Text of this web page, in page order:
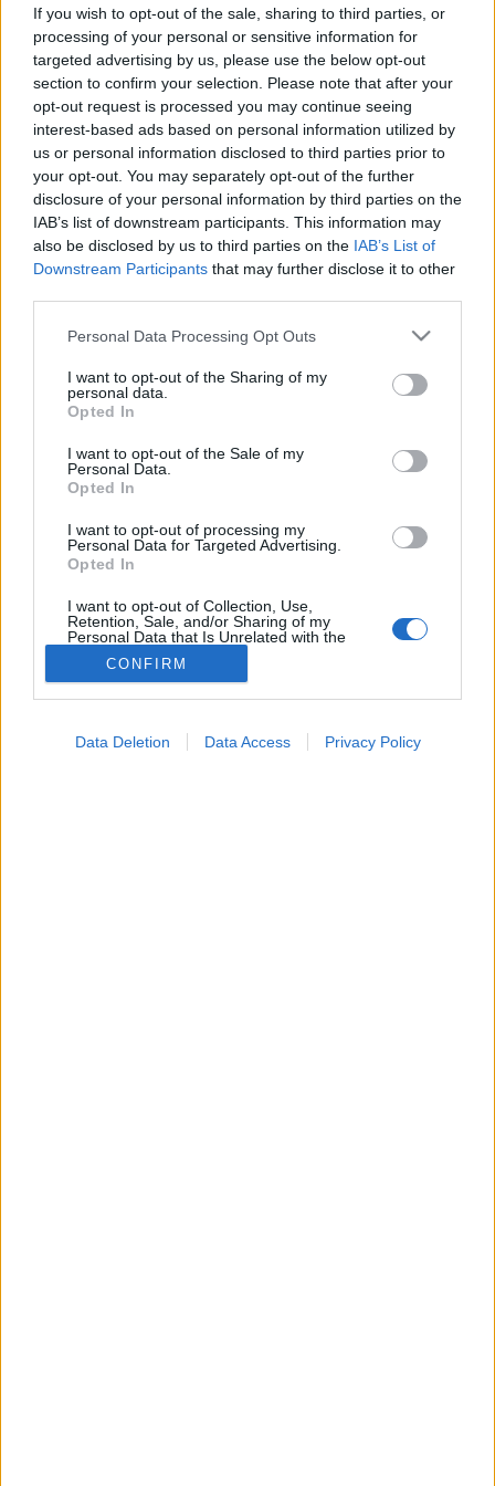
If you wish to opt-out of the sale, sharing to third parties, or
processing of your personal or sensitive information for
targeted advertising by us, please use the below opt-out
section to confirm your selection. Please note that after your
opt-out request is processed you may continue seeing
interest-based ads based on personal information utilized by
us or personal information disclosed to third parties prior to
your opt-out. You may separately opt-out of the further
disclosure of your personal information by third parties on the
IAB’s list of downstream participants. This information may
also be disclosed by us to third parties on the IAB’s List of
Downstream Participants that may further disclose it to other
Please note that this website/app uses one or more Google
not limited to your visit or usage behaviour. You may click to
grant or deny consent to Google and its third-party tags to
use your data for below specified purposes in below Google
consent section.
Personal Data Processing Opt Outs
I want to opt-out of the Sharing of my
personal data.
Opted In
I want to opt-out of the Sale of my
Personal Data.
Opted In
I want to opt-out of processing my
Personal Data for Targeted Advertising.
Opted In
I want to opt-out of Collection, Use,
Retention, Sale, and/or Sharing of my
Personal Data that Is Unrelated with the
Purposes for which it was collected.
Opted Out
CONFIRM
Data Deletion Data Access Privacy Policy
Gyógyszerterápia
2010. január 12. 13:24
Módosítva: 2015. november 04. 13:49
Megosztás
Küldés Küldés Messengeren
Egészségkalauz
Egészségkalauz
Az antibiotikumok közül az első gyógyszer, a
nyomán született meg.